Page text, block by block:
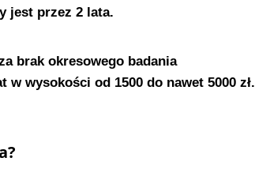
jest przez 2 lata.
brak okresowego badania
wysokości od 1500 do nawet 5000 zł.